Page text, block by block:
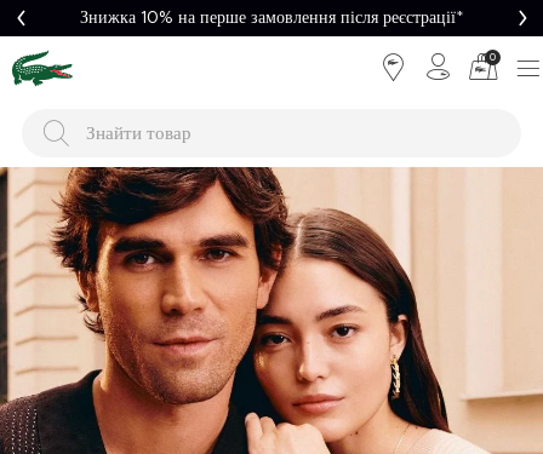
Знижка 10% на перше замовлення після реєстрації*
0